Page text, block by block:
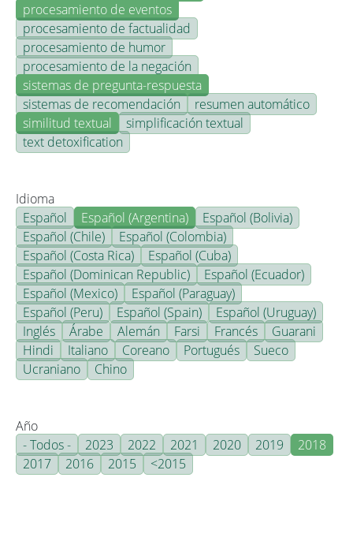
procesamiento de eventos
procesamiento de factualidad
procesamiento de humor
procesamiento de la negación
sistemas de pregunta-respuesta
sistemas de recomendación
resumen automático
similitud textual
simplificación textual
text detoxification
Idioma
Español
Español (Argentina)
Español (Bolivia)
Español (Chile)
Español (Colombia)
Español (Costa Rica)
Español (Cuba)
Español (Dominican Republic)
Español (Ecuador)
Español (Mexico)
Español (Paraguay)
Español (Peru)
Español (Spain)
Español (Uruguay)
Inglés
Árabe Alemán Farsi Francés
Guarani
Hindi
Italiano Coreano Portugués
Sueco
Ucraniano
Chino
Año
- Todos -
2023 2022 2021 2020 2019
2018
2017
2016 2015 <2015